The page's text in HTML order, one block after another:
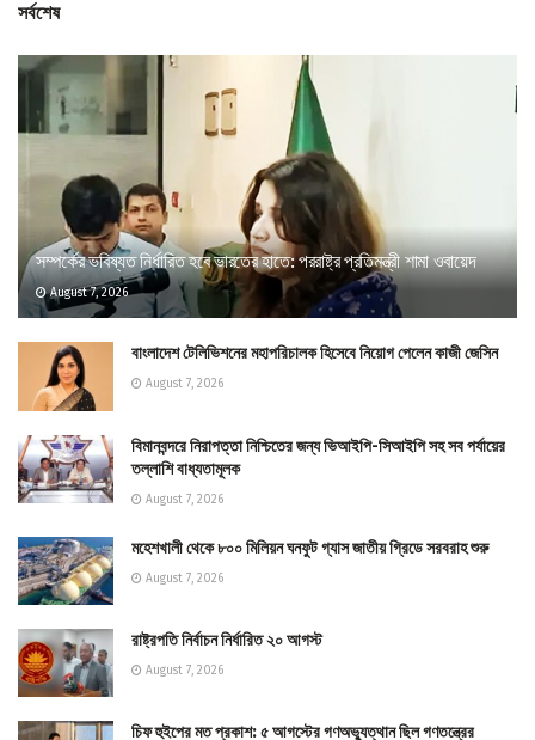
সর্বশেষ
সম্পর্কের ভবিষ্যত নির্ধারিত হবে ভারতের হাতে: পররাষ্ট্র প্রতিমন্ত্রী শামা ওবায়েদ
August 7, 2026
বাংলাদেশ টেলিভিশনের মহাপরিচালক হিসেবে নিয়োগ পেলেন কাজী জেসিন
August 7, 2026
বিমানবন্দরে নিরাপত্তা নিশ্চিতের জন্য ভিআইপি-সিআইপি সহ সব পর্যায়ের
তল্লাশি বাধ্যতামূলক
August 7, 2026
মহেশখালী থেকে ৮০০ মিলিয়ন ঘনফুট গ্যাস জাতীয় গ্রিডে সরবরাহ শুরু
August 7, 2026
রাষ্ট্রপতি নির্বাচন নির্ধারিত ২০ আগস্ট
August 7, 2026
চিফ হুইপের মত প্রকাশ: ৫ আগস্টের গণঅভ্যুত্থান ছিল গণতন্ত্রের